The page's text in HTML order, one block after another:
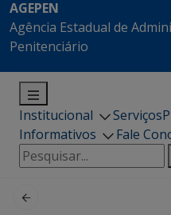
AGEPEN
Agência Estadual de
Penitenciário
Institucional Serviços
Informativos
Fale
Pesquisar
por: